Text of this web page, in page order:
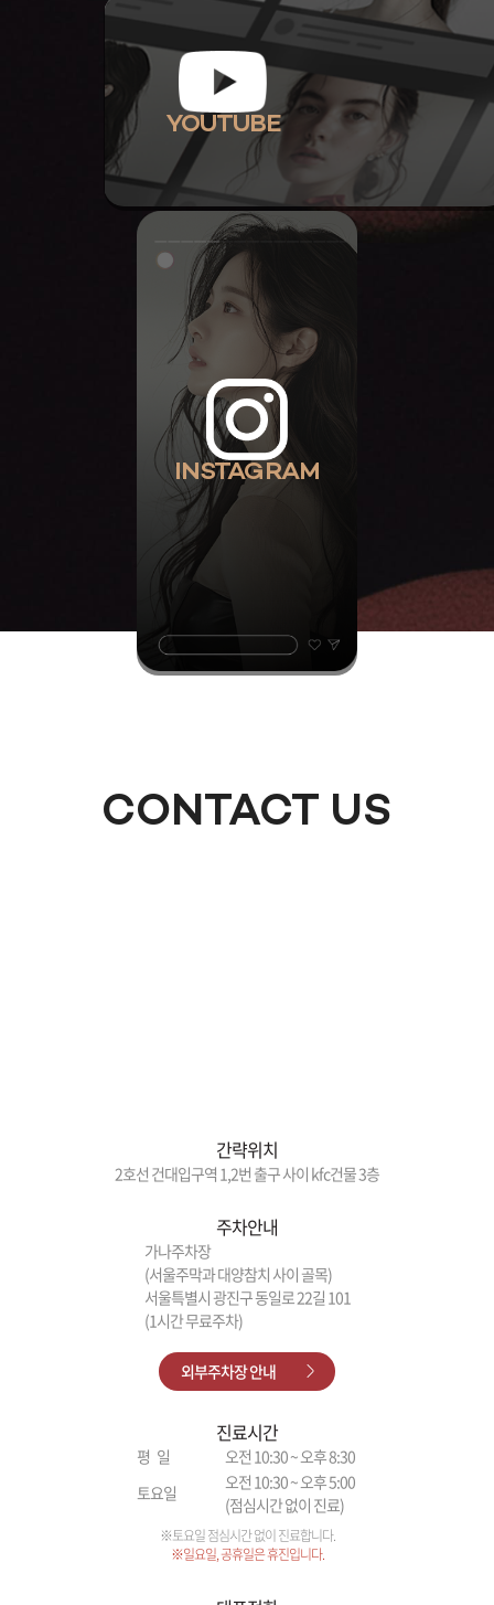
YOUTUBE
INSTAGRAM
CONTACT US
간략위치
2호선 건대입구역 1,2번 출구 사이 kfc건물 3층
주차안내
가나주차장
(서울주막과 대양참치 사이 골목)
서울특별시 광진구 동일로 22길 101
(1시간 무료주차)
외부주차장 안내
진료시간
평 일
오전 10:30 ~ 오후 8:30
토요일
오전 10:30 ~ 오후 5:00
(점심시간 없이 진료)
※토요일 점심시간 없이 진료합니다.
※일요일, 공휴일은 휴진입니다.